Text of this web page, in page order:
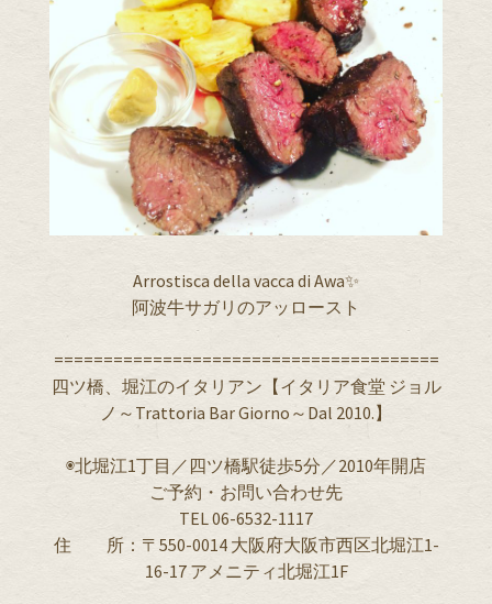
Arrostisca della vacca di Awa✨
阿波牛サガリのアッロースト
=======================================
四ツ橋、堀江のイタリアン【イタリア食堂 ジョル
ノ～Trattoria Bar Giorno～Dal 2010.】
◉北堀江1丁目／四ツ橋駅徒歩5分／2010年開店
ご予約・お問い合わせ先
TEL 06-6532-1117
住 所：〒550-0014 大阪府大阪市西区北堀江1-
16-17 アメニティ北堀江1F